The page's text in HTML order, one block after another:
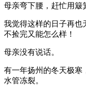
母亲弯下腰，赶忙用簸
我觉得这样的日子再也
不捡完又能怎么样！
母亲没有说话。
有一年扬州的冬天极寒
水管冻裂。